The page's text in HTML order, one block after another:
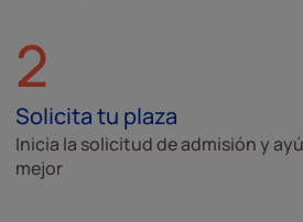
2
Solicita tu plaza
Inicia la solicitud de admisión y
mejor